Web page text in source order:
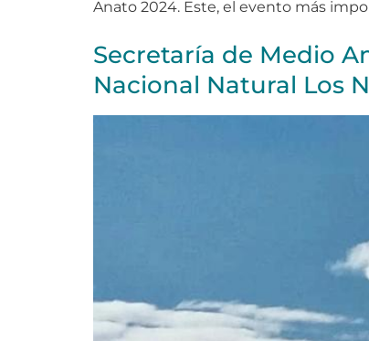
Anato 2024. Este, el evento más
Secretaría de Medio
Nacional Natural Los